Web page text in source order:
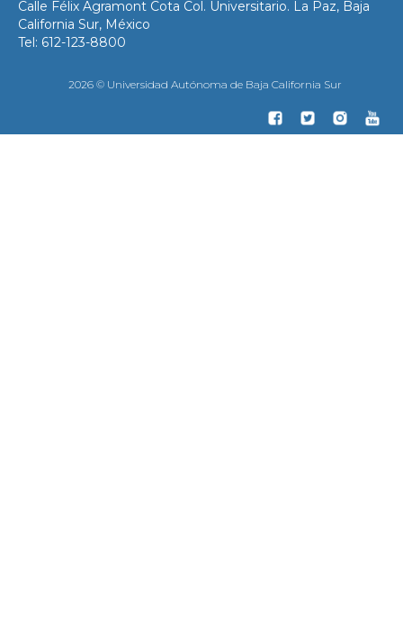
Calle Félix Agramont Cota Col. Universitario. La Paz, Baja
California Sur, México
Tel: 612-123-8800
2026 © Universidad Autónoma de Baja California Sur